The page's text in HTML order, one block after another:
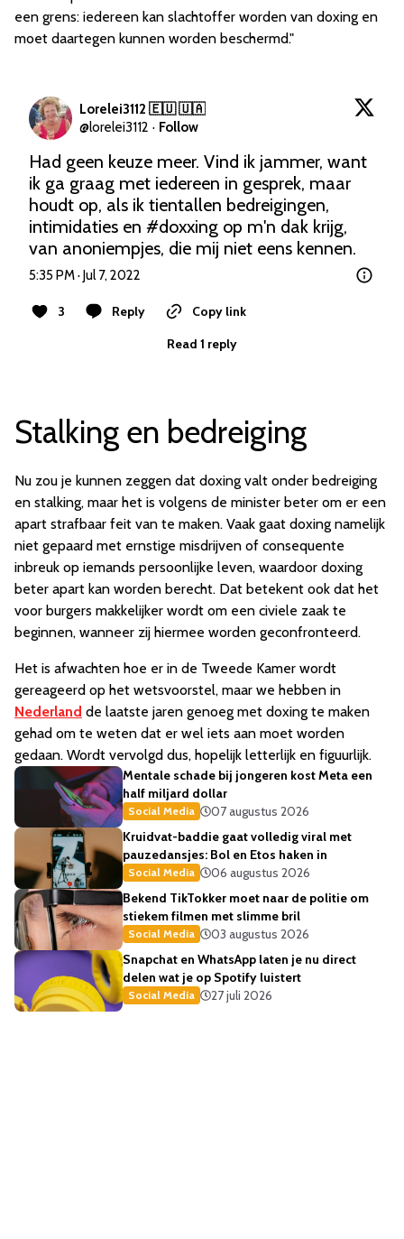
een grens: iedereen kan slachtoffer worden van doxing en
moet daartegen kunnen worden beschermd."
Lorelei3112 🇪🇺 🇺🇦
@lorelei3112 · Follow
Had geen keuze meer. Vind ik jammer, want
ik ga graag met iedereen in gesprek, maar
houdt op, als ik tientallen bedreigingen,
intimidaties en #doxxing op m'n dak krijg,
van anoniempjes, die mij niet eens kennen.
5:35 PM · Jul 7, 2022
3 Reply
Copy link
Read 1 reply
Stalking en bedreiging
Nu zou je kunnen zeggen dat doxing valt onder bedreiging
en stalking, maar het is volgens de minister beter om er een
apart strafbaar feit van te maken. Vaak gaat doxing namelijk
niet gepaard met ernstige misdrijven of consequente
inbreuk op iemands persoonlijke leven, waardoor doxing
beter apart kan worden berecht. Dat betekent ook dat het
voor burgers makkelijker wordt om een civiele zaak te
beginnen, wanneer zij hiermee worden geconfronteerd.
Het is afwachten hoe er in de Tweede Kamer wordt
gereageerd op het wetsvoorstel, maar we hebben in
Nederland de laatste jaren genoeg met doxing te maken
gehad om te weten dat er wel iets aan moet worden
gedaan. Wordt vervolgd dus, hopelijk letterlijk en figuurlijk.
Mentale schade bij jongeren kost Meta een
half miljard dollar
Social Media
07 augustus 2026
Kruidvat-baddie gaat volledig viral met
pauzedansjes: Bol en Etos haken in
Social Media
06 augustus 2026
Bekend TikTokker moet naar de politie om
stiekem filmen met slimme bril
Social Media
03 augustus 2026
Snapchat en WhatsApp laten je nu direct
delen wat je op Spotify luistert
Social Media 27 juli 2026